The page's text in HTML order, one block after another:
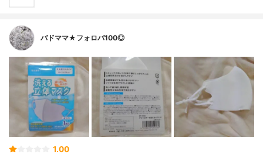
バドママ★フォロバ100◎
1.00